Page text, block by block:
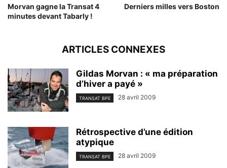
Morvan gagne la Transat 4
minutes devant Tabarly !
Derniers milles vers Boston
ARTICLES CONNEXES
Gildas Morvan : « ma préparation
d’hiver a payé »
TRANSAT BPE 28 avril 2009
Rétrospective d’une édition
atypique
TRANSAT BPE 28 avril 2009